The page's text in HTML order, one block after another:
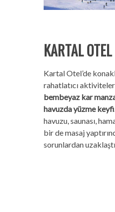
KARTAL
Kartal Otel’de
rahatlatıcı
bembeyaz kar
havuzda yüzme
havuzu, saunası,
bir de masaj
sorunlardan